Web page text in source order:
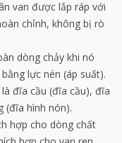
van được lắp ráp với
chỉnh, không bị rò
dòng chảy khi nó
lực nén (áp suất).
đĩa cầu (đĩa cầu), đĩa
(đĩa hình nón).
hợp cho dòng chất